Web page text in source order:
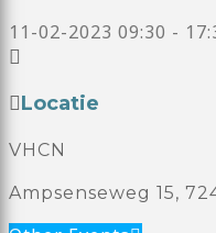
11-02-2023 09:30 -
Locatie
VHCN
Ampsenseweg 15,